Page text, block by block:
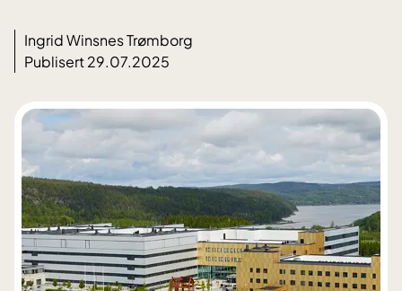
Ingrid Winsnes Trømborg
Publisert 29.07.2025